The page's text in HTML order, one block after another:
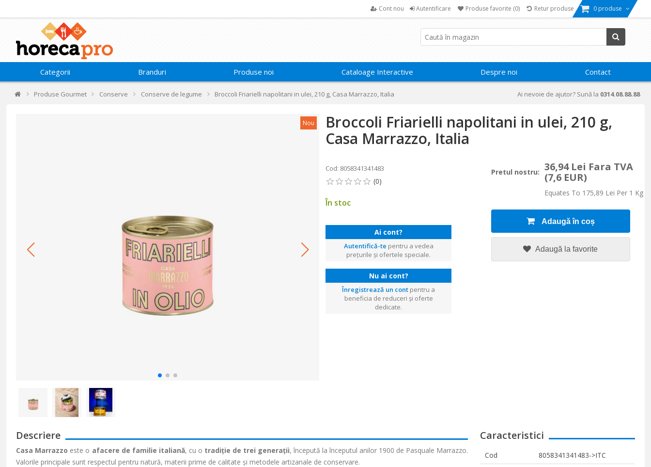
Cont nou Autentificare Produse favorite (0) Retur produse 0 produse
Categorii Branduri Produse noi Cataloage Interactive Despre noi Contact
Produse Gourmet Conserve Conserve de legume Broccoli Friarielli napolitani in ulei, 210 g, Casa Marrazzo, Italia Ai nevoie de ajutor? Sună la 0314.08.88.88
Nou
Broccoli Friarielli napolitani in ulei, 210 g,
Casa Marrazzo, Italia
Cod: 8058341341483
În stoc
Ai cont?
Autentifică-te pentru a vedea
prețurile și ofertele speciale.
Nu ai cont?
Înregistrează un cont pentru a
beneficia de reduceri și oferte
dedicate.
Pretul nostru: 36,94 Lei Fara TVA
(7,6 EUR)
Equates To 175,89 Lei Per 1 Kg
Adaugă în coș
Adaugă la favorite
Descriere
Casa Marrazzo este o afacere de familie italiană, cu o tradiție de trei generații, începută la începutul anilor 1900 de Pasquale Marrazzo.
Valorile principale sunt respectul pentru natură, materii prime de calitate și metodele artizanale de conservare.
Caracteristici
Cod
8058341341483->ITC